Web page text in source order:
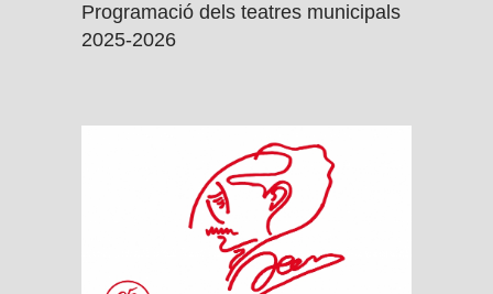
Programació dels teatres municipals
2025-2026